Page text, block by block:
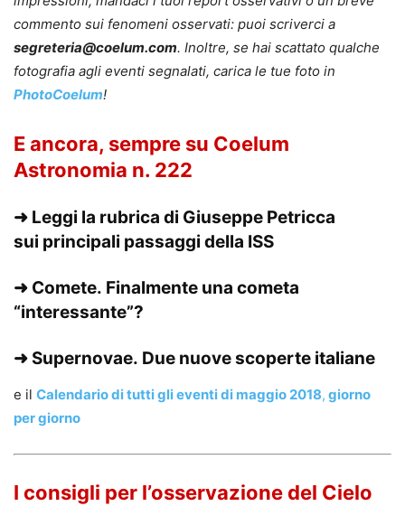
commento sui fenomeni osservati: puoi scriverci a
segreteria@coelum.com. Inoltre, se hai scattato qualche
fotografia agli eventi segnalati, carica le tue foto in
PhotoCoelum!
E ancora, sempre su Coelum
Astronomia n. 222
➜ Leggi la rubrica di Giuseppe Petricca
sui principali passaggi della ISS
➜ Comete. Finalmente una cometa
“interessante”?
➜ Supernovae. Due nuove scoperte italiane
e il Calendario di tutti gli eventi di maggio 2018, giorno
per giorno
I consigli per l’osservazione del Cielo